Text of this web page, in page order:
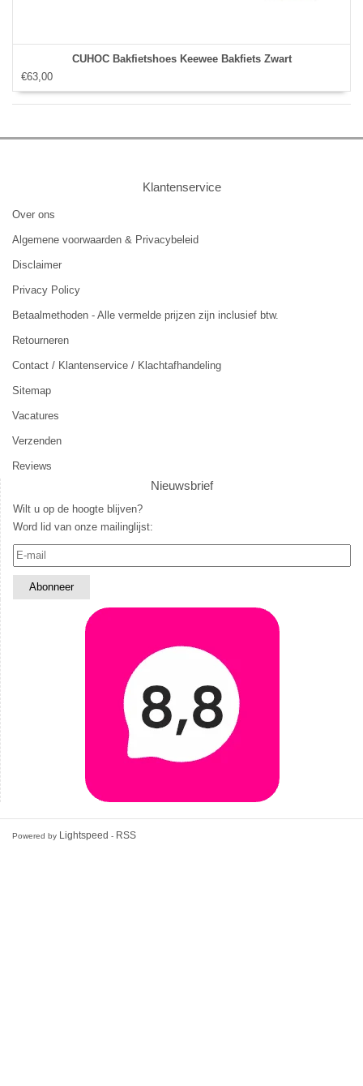
CUHOC Bakfietshoes Keewee Bakfiets Zwart
€63,00
Klantenservice
Over ons
Algemene voorwaarden & Privacybeleid
Disclaimer
Privacy Policy
Betaalmethoden - Alle vermelde prijzen zijn inclusief btw.
Retourneren
Contact / Klantenservice / Klachtafhandeling
Sitemap
Vacatures
Verzenden
Reviews
Nieuwsbrief
Wilt u op de hoogte blijven?
Word lid van onze mailinglijst:
Powered by Lightspeed - RSS